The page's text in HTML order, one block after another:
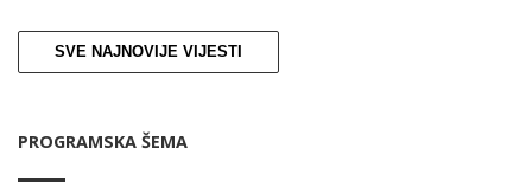
SVE NAJNOVIJE VIJESTI
PROGRAMSKA ŠEMA